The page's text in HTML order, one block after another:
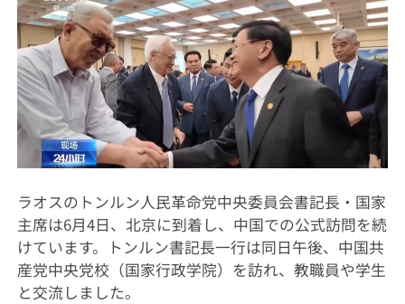
ラオスのトンルン人民革命党中央委員会書記長・国家
主席は6月4日、北京に到着し、中国での公式訪問を続
けています。トンルン書記長一行は同日午後、中国共
産党中央党校（国家行政学院）を訪れ、教職員や学生
と交流しました。